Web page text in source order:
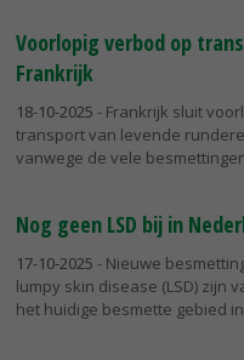
Voorlopig verbod op
Frankrijk
18-10-2025 - Frankrijk sluit
transport van levende
vanwege de vele
Nog geen LSD bij in
17-10-2025 - Nieuwe
lumpy skin disease (LSD) zijn
het huidige besmette gebied